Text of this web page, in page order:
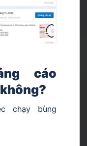
cáo
chạy bùng